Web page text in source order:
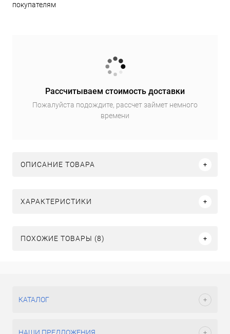
покупателям
Рассчитываем стоимость доставки
Пожалуйста подождите, рассчет займет немного
времени
ОПИСАНИЕ ТОВАРА
ХАРАКТЕРИСТИКИ
ПОХОЖИЕ ТОВАРЫ (8)
КАТАЛОГ